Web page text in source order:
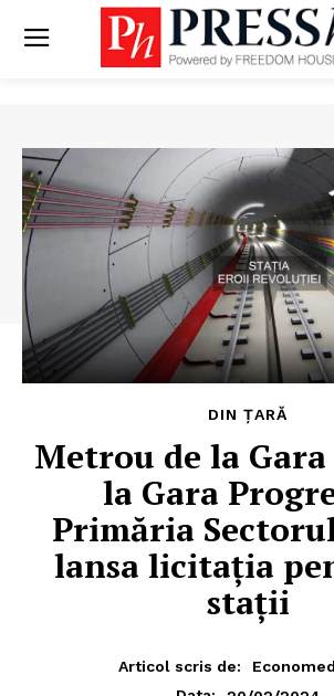
DIN ȚARĂ
Metrou de la
la Gara
Primăria
lansa licitația
stații
Articol scris de: